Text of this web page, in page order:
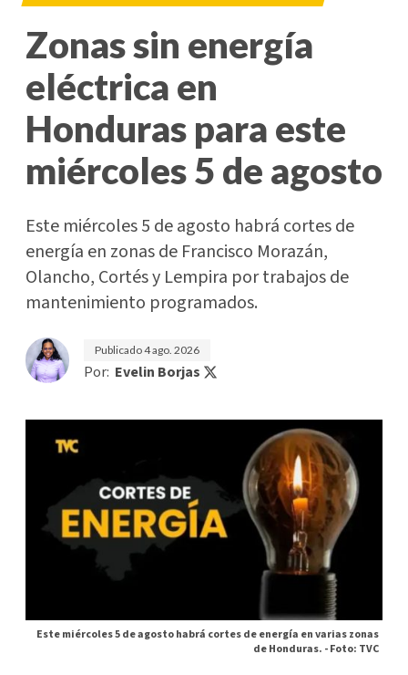
Zonas sin energía
eléctrica en
Honduras para este
miércoles 5 de agosto
Este miércoles 5 de agosto habrá cortes de
energía en zonas de Francisco Morazán,
Olancho, Cortés y Lempira por trabajos de
mantenimiento programados.
Publicado4 ago. 2026
Por: Evelin Borjas
Este miércoles 5 de agosto habrá cortes de energía en varias zonas
de Honduras. -Foto: TVC